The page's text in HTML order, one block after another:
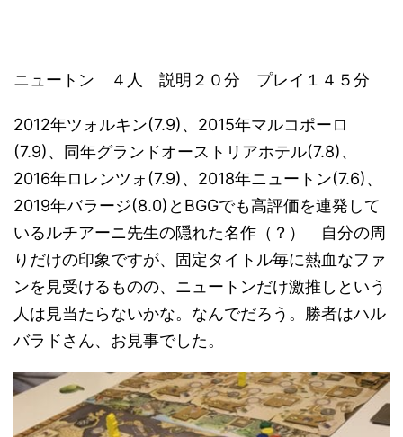
ニュートン ４人 説明２０分 プレイ１４５分
2012年ツォルキン(7.9)、2015年マルコポーロ
(7.9)、同年グランドオーストリアホテル(7.8)、
2016年ロレンツォ(7.9)、2018年ニュートン(7.6)、
2019年バラージ(8.0)とBGGでも高評価を連発して
いるルチアーニ先生の隠れた名作（？） 自分の周
りだけの印象ですが、固定タイトル毎に熱血なファ
ンを見受けるものの、ニュートンだけ激推しという
人は見当たらないかな。なんでだろう。勝者はハル
バラドさん、お見事でした。